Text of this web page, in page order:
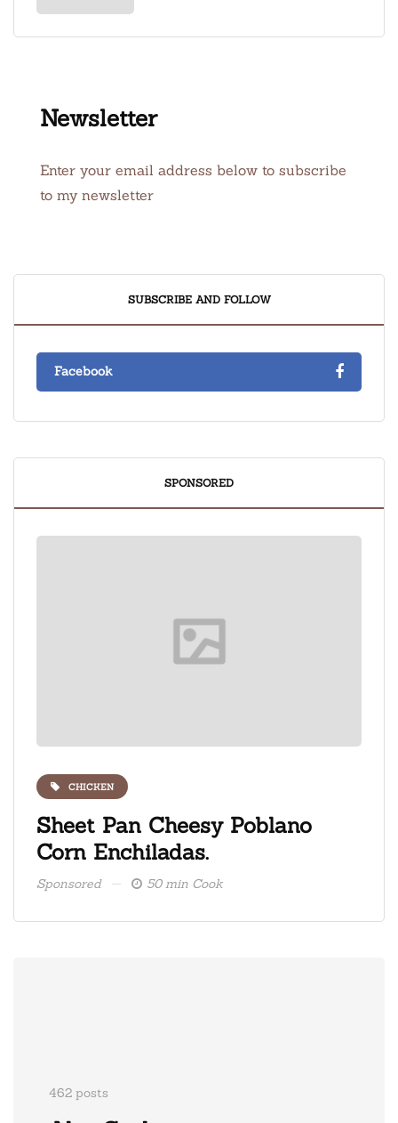
Newsletter
Enter your email address below to subscribe
to my newsletter
SUBSCRIBE AND FOLLOW
Facebook
SPONSORED
CHICKEN
Sheet Pan Cheesy Poblano
Corn Enchiladas.
Sponsored 50 min Cook
462 posts